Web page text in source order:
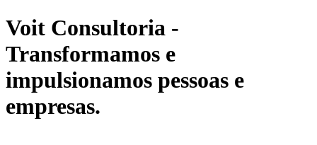
Voit Consultoria -
Transformamos e
impulsionamos pessoas e
empresas.